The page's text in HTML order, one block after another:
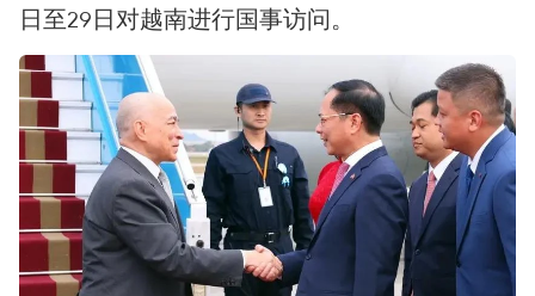
日至29日对越南进行国事访问。